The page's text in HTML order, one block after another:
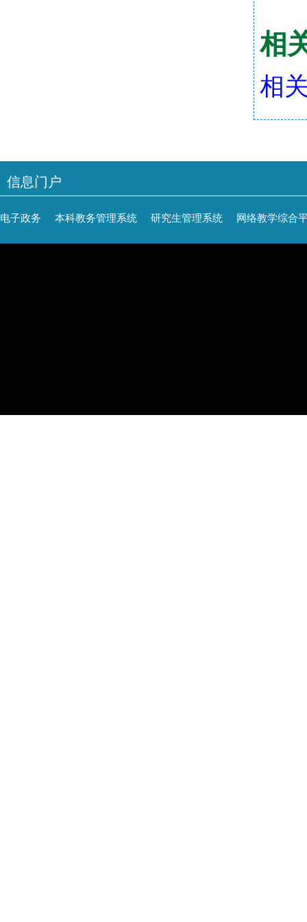
相
相
信息门户
电子政务 本科教务管理系统 研究生管理系统 网络教学综合